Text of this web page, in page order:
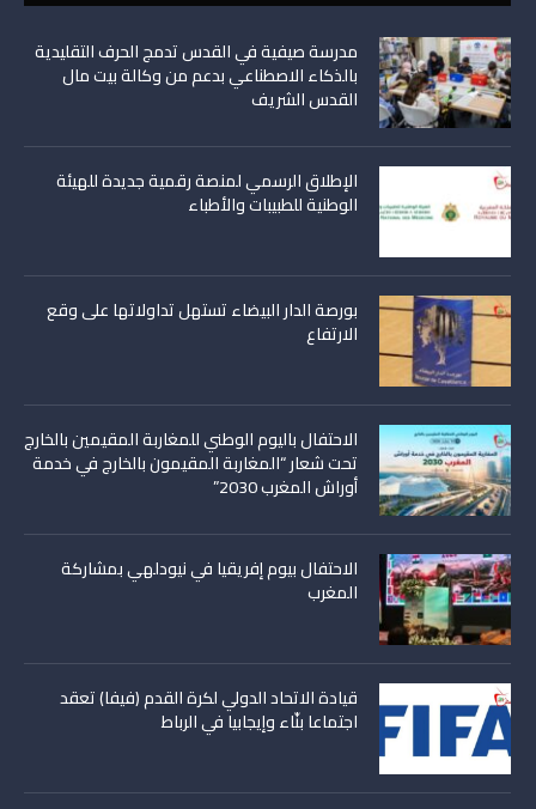
مدرسة صيفية في القدس تدمج الحرف التقليدية
بالذكاء الاصطناعي بدعم من وكالة بيت مال
القدس الشريف
الإطلاق الرسمي لمنصة رقمية جديدة للهيئة
الوطنية للطبيبات والأطباء
بورصة الدار البيضاء تستهل تداولاتها على وقع
الارتفاع
الاحتفال باليوم الوطني للمغاربة المقيمين بالخارج
تحت شعار “المغاربة المقيمون بالخارج في خدمة
أوراش المغرب 2030”
الاحتفال بيوم إفريقيا في نيودلهي بمشاركة
المغرب
قيادة الاتحاد الدولي لكرة القدم (فيفا) تعقد
اجتماعا بنّاء وإيجابيا في الرباط